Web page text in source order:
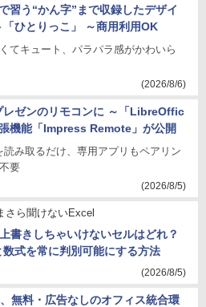
習う“かん字”まで収録したデザイ
「ひとりっこ」 ～商用利用OK
てキュート、パラパラ感がかわいら
(2026/8/6)
レゼンのリモコンに ～「LibreOffic
機能「Impress Remote」が公開
読み取るだけ、専用アプリもペアリン
要
(2026/8/5)
さら聞けないExcel
書きしちゃいけないセルはどれ？
式を常に判別可能にする方法
(2026/8/5)
無料・広告なしのオフィス統合環